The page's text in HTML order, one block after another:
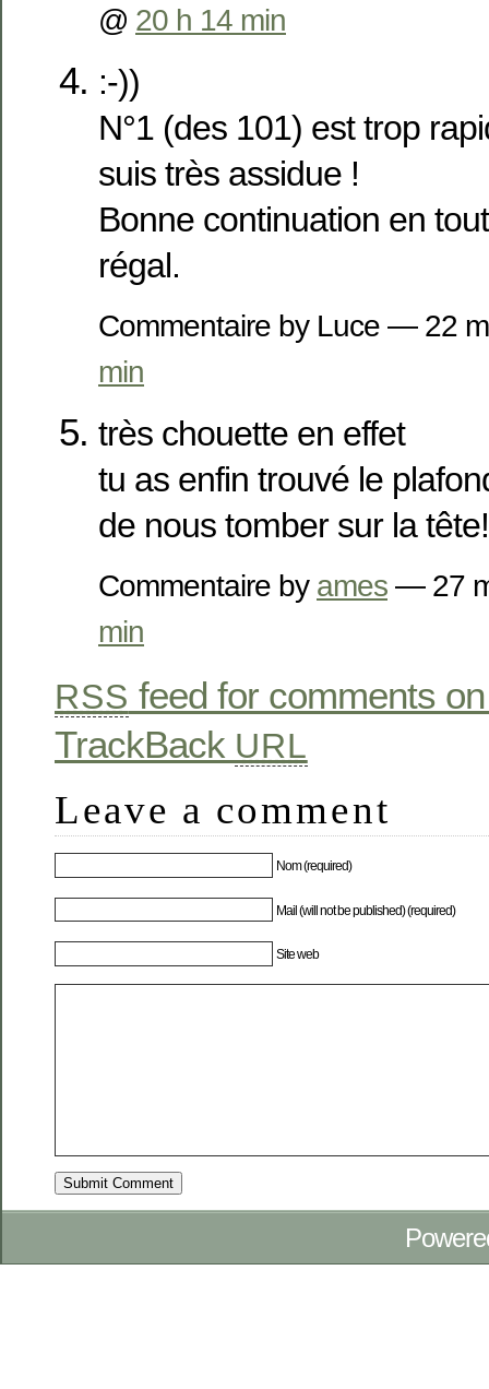
@ 20 h 14 min
:-))
N°1 (des 101) est trop
suis très assidue !
Bonne continuation en
régal.
Commentaire by Luce — 22
min
très chouette en effet
tu as enfin trouvé le
de nous tomber sur la
Commentaire by ames — 27
min
RSS feed for comments
TrackBack URL
Leave a comment
Nom (required)
Mail (will not be published) (required)
Site web